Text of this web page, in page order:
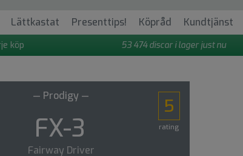
Lättkastat Presenttips! Köpråd Kundtjänst
köp 53 474 discar i lager just nu
5
rating
— Prodigy —
FX-3
Fairway Driver